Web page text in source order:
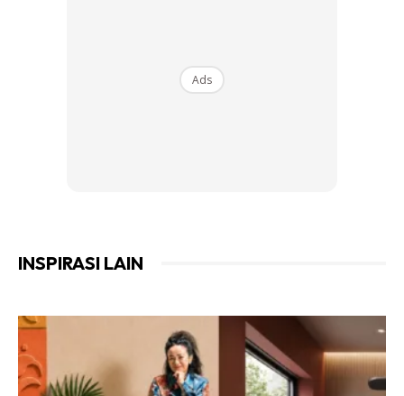
Zamioculcas zamiifolia
Tumbuhan ini turut dikenali dengan beberapa jolokan lain
Ads
INSPIRASI LAIN